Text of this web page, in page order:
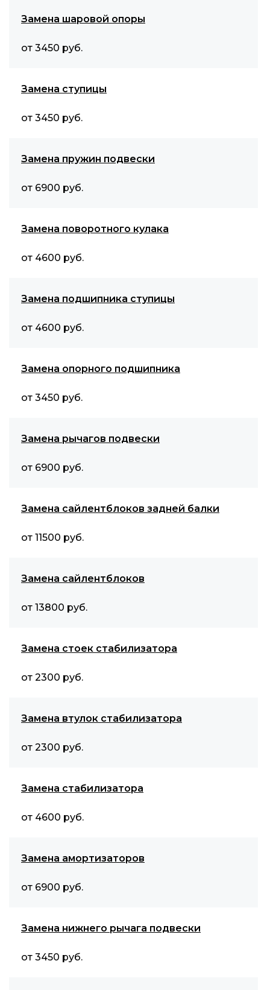
Замена шаровой опоры
от 3450 руб.
Замена ступицы
от 3450 руб.
Замена пружин подвески
от 6900 руб.
Замена поворотного кулака
от 4600 руб.
Замена подшипника ступицы
от 4600 руб.
Замена опорного подшипника
от 3450 руб.
Замена рычагов подвески
от 6900 руб.
Замена сайлентблоков задней балки
от 11500 руб.
Замена сайлентблоков
от 13800 руб.
Замена стоек стабилизатора
от 2300 руб.
Замена втулок стабилизатора
от 2300 руб.
Замена стабилизатора
от 4600 руб.
Замена амортизаторов
от 6900 руб.
Замена нижнего рычага подвески
от 3450 руб.